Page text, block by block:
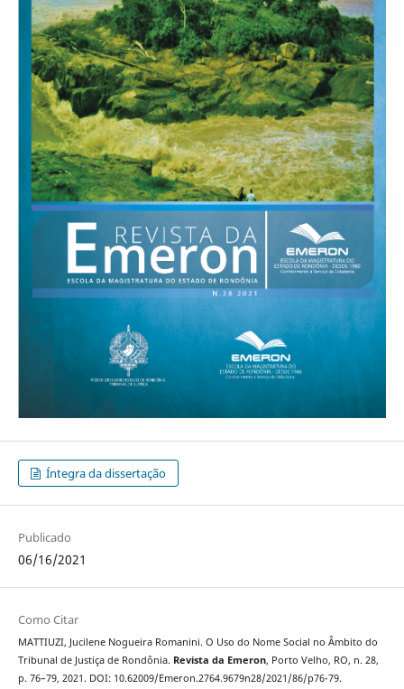
Íntegra da dissertação
Publicado
06/16/2021
Como Citar
MATTIUZI, Jucilene Nogueira Romanini. O Uso do Nome Social no Âmbito do
Tribunal de Justiça de Rondônia. Revista da Emeron, Porto Velho, RO, n. 28,
p. 76–79, 2021. DOI: 10.62009/Emeron.2764.9679n28/2021/86/p76-79.